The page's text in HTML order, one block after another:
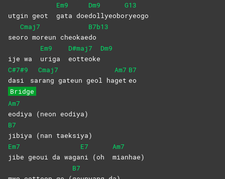
utgin geot
Em9
gata doe
Dm9
dollyeobo
G13
ryeogo
seo
Cmaj7
ro moreun cheokae
B7b13
do
ije wa
Em9
uriga
D#maj7
eotteoke
Dm9
C#7#9
dasi
sa
Cmaj7
rang gateun geol ha
Am7
get
B7
eo
Bridge
Am7
eodiya (neon eodiya)
B7
jibiya (nan taeksiya)
Em7
jibe geoui da waga
E7
ni (oh
Am7
mianhae)
B7